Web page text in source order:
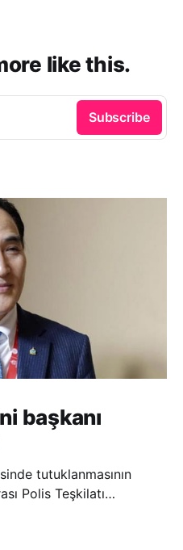
like this.
Subscribe
başkanı
tutuklanmasının
Polis Teşkilatı